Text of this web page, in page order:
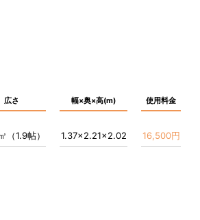
広さ
（1.9帖）
幅×奥×高(m)
1.37×2.21×2.02
使用料金
16,500円